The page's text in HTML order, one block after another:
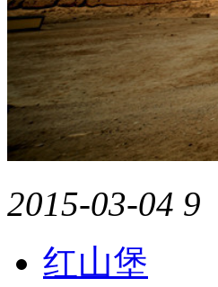
2015-03-04 9
红山堡